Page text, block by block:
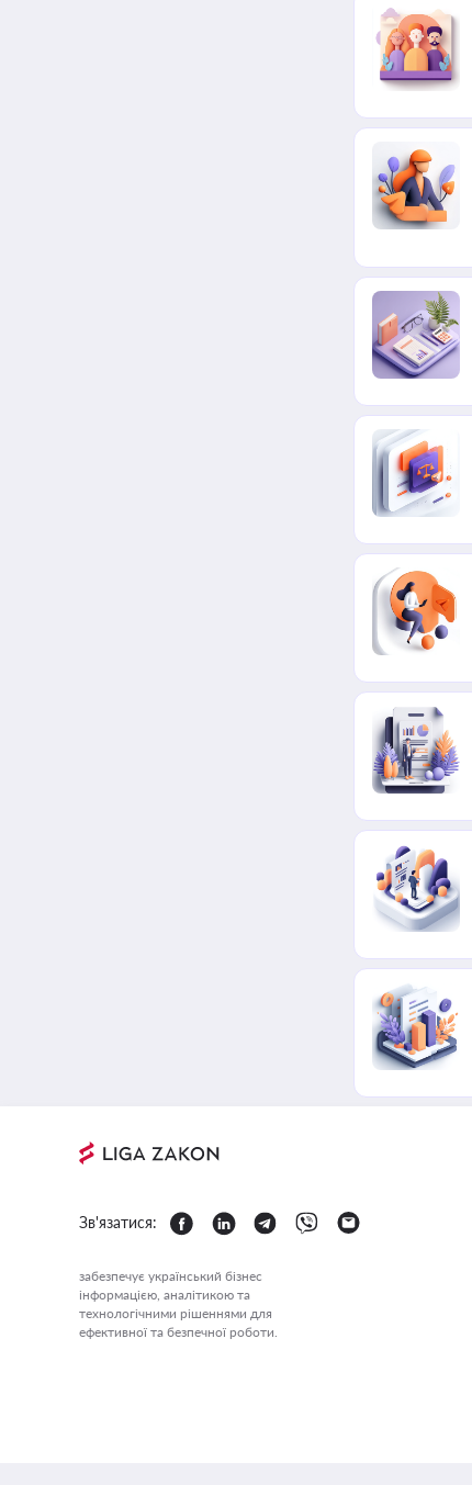
Зв'язатися:
забезпечує український бізнес
інформацією, аналітикою та
технологічними рішеннями для
ефективної та безпечної роботи.